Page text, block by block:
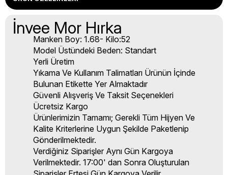
İnvee Mor Hırka
Manken Boy: 1.68- Kilo:52
Model Üstündeki Beden: Standart
Yerli Üretim
Yıkama Ve Kullanım Talimatları Ürünün İçinde
Bulunan Etikette Yer Almaktadır
Güvenli Alışveriş Ve Taksit Seçenekleri
Ücretsiz Kargo
Ürünlerimizin Tamamı; Gerekli Tüm Hijyen Ve
Kalite Kriterlerine Uygun Şekilde Paketlenip
Gönderilmektedir.
Verdiğiniz Siparişler Aynı Gün Kargoya
Verilmektedir. 17:00' dan Sonra Oluşturulan